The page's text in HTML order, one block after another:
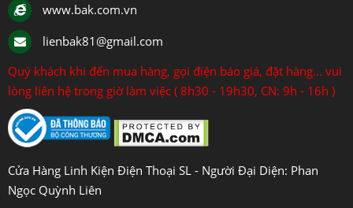
www.bak.com.vn
lienbak81@gmail.com
Quý khách khi đến mua hàng, gọi điện báo giá, đặt hàng... vui
lòng liên hệ trong giờ làm việc ( 8h30 - 19h30, CN: 9h - 16h )
Cửa Hàng Linh Kiện Điện Thoại SL - Người Đại Diện: Phan
Ngọc Quỳnh Liên